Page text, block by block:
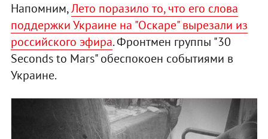
Напомним,Лето поразило то, что его слова
поддержки Украине на "Оскаре" вырезали из
российского эфира. Фронтмен группы "30
Seconds to Mars" обеспокоен событиями в
Украине.